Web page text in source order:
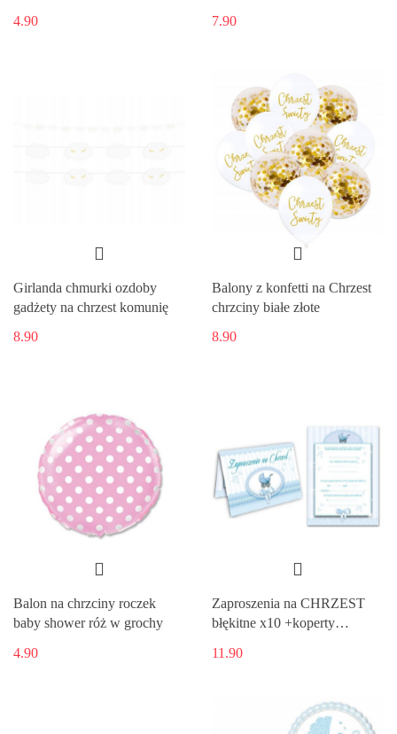
4.90
7.90
Girlanda chmurki ozdoby
gadżety na chrzest komunię
8.90
Balony z konfetti na Chrzest
chrzciny białe złote
8.90
Balon na chrzciny roczek
baby shower róż w grochy
4.90
Zaproszenia na CHRZEST
błękitne x10 +koperty
11.90